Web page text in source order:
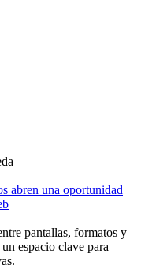
abren una oportunidad
pantallas, formatos y
espacio clave para